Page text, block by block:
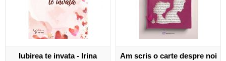
Iubirea te invata - Irina
Am scris o carte despre noi